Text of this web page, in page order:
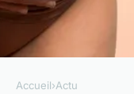
Accueil›Actu